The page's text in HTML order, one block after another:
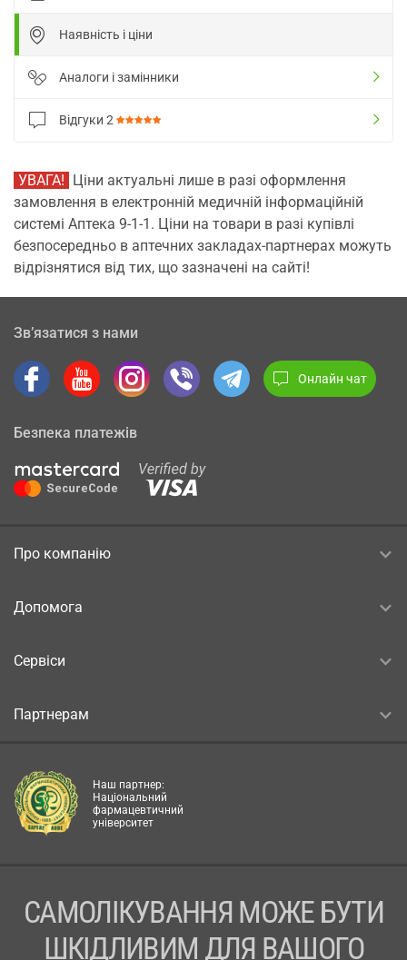
Наявність і ціни
Аналоги і замінники
Відгуки 2
УВАГА! Ціни актуальні лише в разі оформлення
замовлення в електронній медичній інформаційній
системі Аптека 9-1-1. Ціни на товари в разі купівлі
безпосередньо в аптечних закладах-партнерах можуть
відрізнятися від тих, що зазначені на сайті!
Зв’язатися з нами
Онлайн чат
Безпека платежів
Про компанію
Допомога
Сервіси
Партнерам
Наш партнер:
Національний
фармацевтичний
університет
САМОЛІКУВАННЯ МОЖЕ БУТИ
ШКІДЛИВИМ ДЛЯ ВАШОГО